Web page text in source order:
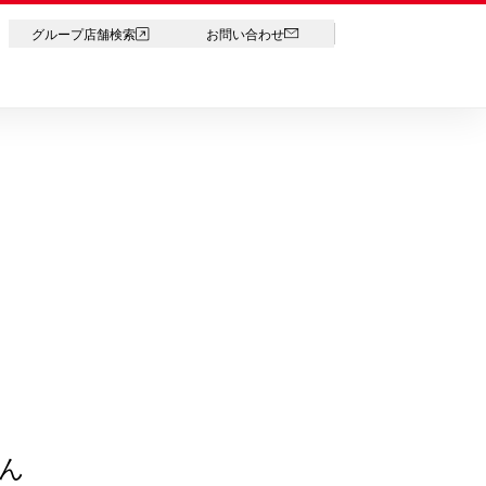
グループ店舗検索 お問い合わせ